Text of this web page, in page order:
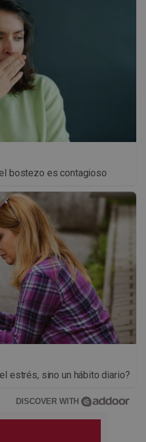
bostezo es contagioso
estrés, sino un hábito diario?
DISCOVER WITH